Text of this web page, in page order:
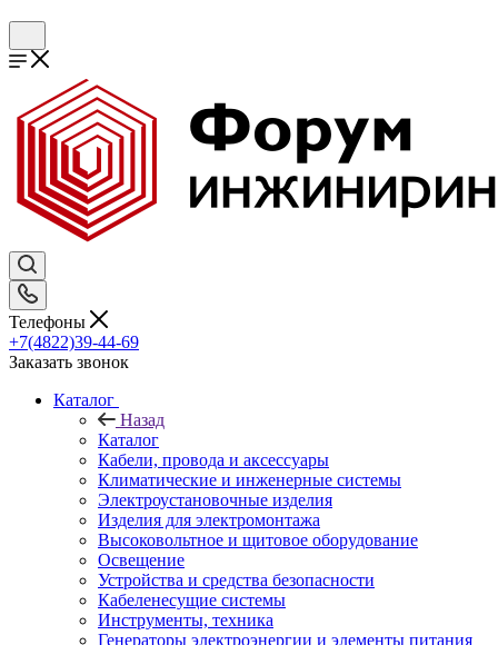
Телефоны
+7(4822)39-44-69
Заказать звонок
Каталог
Назад
Каталог
Кабели, провода и аксессуары
Климатические и инженерные системы
Электроустановочные изделия
Изделия для электромонтажа
Высоковольтное и щитовое оборудование
Освещение
Устройства и средства безопасности
Кабеленесущие системы
Инструменты, техника
Генераторы электроэнергии и элементы питания